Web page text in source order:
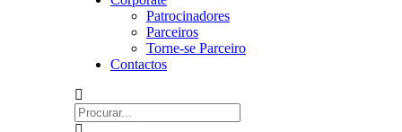
Patrocinadores
Parceiros
Torne-se Parceiro
Contactos